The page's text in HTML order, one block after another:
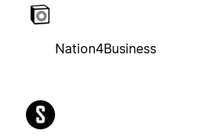
Nation4Business